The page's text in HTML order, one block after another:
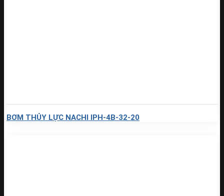
BƠM THỦY LỰC NACHI IPH-4B-32-20